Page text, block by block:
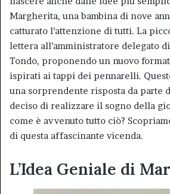
Margherita, una bambina di nove
catturato l’attenzione di tutti. La
lettera all’amministratore delegato di
Tondo, proponendo un nuovo
ispirati ai tappi dei pennarelli.
una sorprendente risposta da parte
deciso di realizzare il sogno della
come è avvenuto tutto ciò?
di questa affascinante vicenda.
L’Idea Geniale di